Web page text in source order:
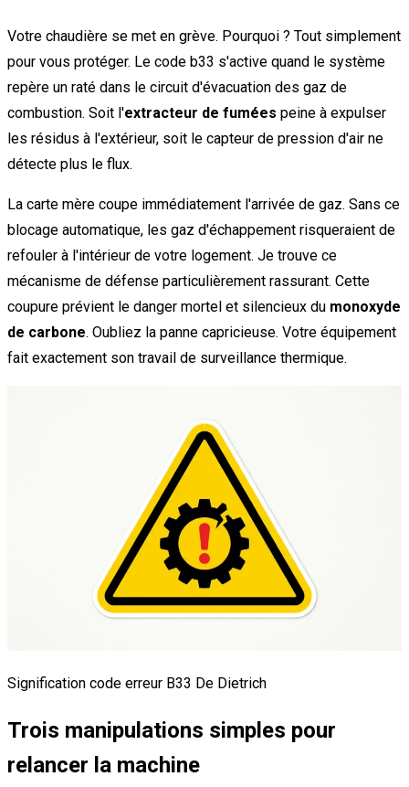
Votre chaudière se met en grève. Pourquoi ? Tout simplement
pour vous protéger. Le code b33 s'active quand le système
repère un raté dans le circuit d'évacuation des gaz de
combustion. Soit l'extracteur de fumées peine à expulser
les résidus à l'extérieur, soit le capteur de pression d'air ne
détecte plus le flux.
La carte mère coupe immédiatement l'arrivée de gaz. Sans ce
blocage automatique, les gaz d'échappement risqueraient de
refouler à l'intérieur de votre logement. Je trouve ce
mécanisme de défense particulièrement rassurant. Cette
coupure prévient le danger mortel et silencieux du monoxyde
de carbone. Oubliez la panne capricieuse. Votre équipement
fait exactement son travail de surveillance thermique.
Signification code erreur B33 De Dietrich
Trois manipulations simples pour
relancer la machine